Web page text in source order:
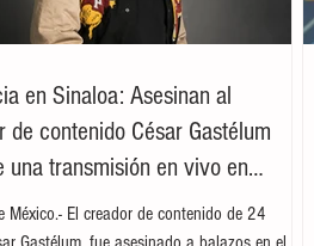
en Sinaloa: Asesinan al
de contenido César Gastélum
una transmisión en vivo en
México.- El creador de contenido de 24